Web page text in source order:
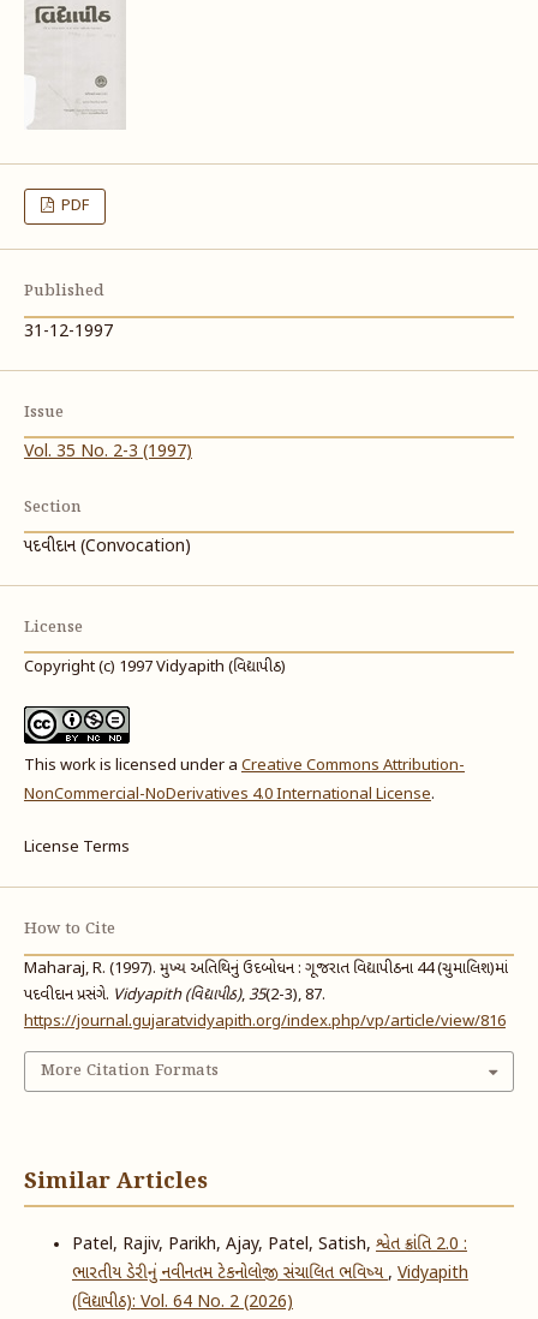
PDF
Published
31-12-1997
Issue
Vol. 35 No. 2-3 (1997)
Section
પદવીદાન (Convocation)
License
Copyright (c) 1997 Vidyapith (વિદ્યાપીઠ)
This work is licensed under a Creative Commons Attribution-
NonCommercial-NoDerivatives 4.0 International License.
License Terms
How to Cite
Maharaj, R. (1997). મુખ્ય અતિથિનું ઉદબોધન : ગૂજરાત વિદ્યાપીઠના 44 (ચુમાલિશ)માં
પદવીદાન પ્રસંગે. Vidyapith (વિદ્યાપીઠ),35(2-3), 87.
https://journal.gujaratvidyapith.org/index.php/vp/article/view/816
More Citation Formats
Similar Articles
Patel, Rajiv, Parikh, Ajay, Patel, Satish, શ્વેત ક્રાંતિ 2.0 :
ભારતીય ડેરીનું નવીનતમ ટેકનોલોજી સંચાલિત ભવિષ્ય, Vidyapith
(વિદ્યાપીઠ): Vol. 64 No. 2 (2026)